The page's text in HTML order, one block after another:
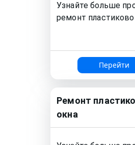
Узнайте больше
ремонт
Перейти
Ремонт
окна